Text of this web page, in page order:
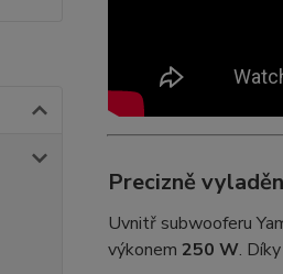
Precizně
Uvnitř subwooferu
výkonem 250 W.